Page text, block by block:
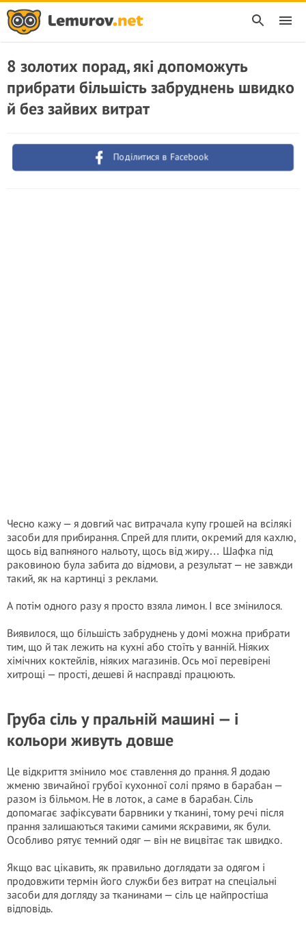
8 золотих порад, які допоможуть
прибрати більшість забруднень швидко
й без зайвих витрат
Поділитися в Facebook
Чесно кажу — я довгий час витрачала купу грошей на всілякі
засоби для прибирання. Спрей для плити, окремий для кахлю,
щось від вапняного нальоту, щось від жиру… Шафка під
раковиною була забита до відмови, а результат — не завжди
такий, як на картинці з реклами.
А потім одного разу я просто взяла лимон. І все змінилося.
Виявилося, що більшість забруднень у домі можна прибрати
тим, що й так лежить на кухні або стоїть у ванній. Ніяких
хімічних коктейлів, ніяких магазинів. Ось мої перевірені
хитрощі — прості, дешеві й насправді працюють.
Груба сіль у пральній машині — і
кольори живуть довше
Це відкриття змінило моє ставлення до прання. Я додаю
жменю звичайної грубої кухонної солі прямо в барабан —
разом із більмом. Не в лоток, а саме в барабан. Сіль
допомагає зафіксувати барвники у тканині, тому речі після
прання залишаються такими самими яскравими, як були.
Особливо рятує темний одяг — він не вицвітає так швидко.
Якщо вас цікавить, як правильно доглядати за одягом і
продовжити термін його служби без витрат на спеціальні
засоби для догляду за тканинами — сіль це найпростіша
відповідь.